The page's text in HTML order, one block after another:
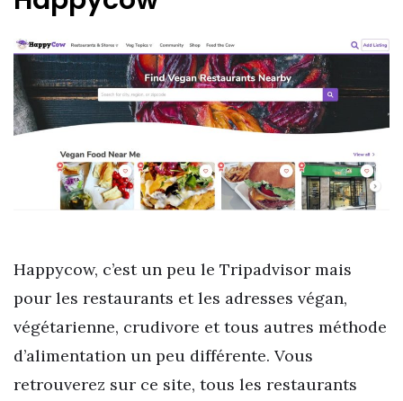
Happycow, c’est un peu le Tripadvisor mais
pour les restaurants et les adresses végan,
végétarienne, crudivore et tous autres méthode
d’alimentation un peu différente. Vous
retrouverez sur ce site, tous les restaurants